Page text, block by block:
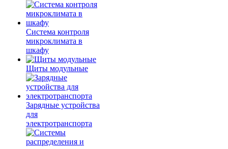
Система контроля
микроклимата в
шкафу
Щиты модульные
Зарядные устройства
для
электротранспорта